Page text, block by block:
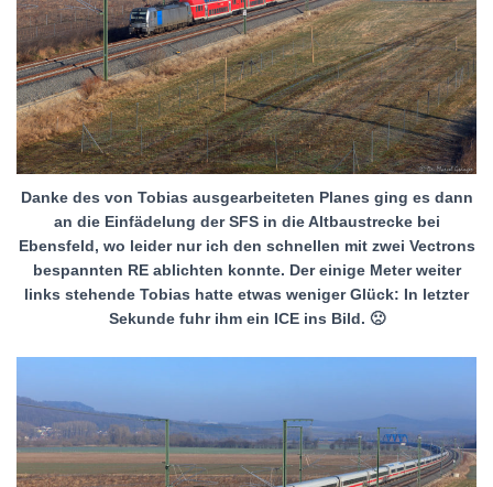
Danke des von Tobias ausgearbeiteten Planes ging es dann
an die Einfädelung der SFS in die Altbaustrecke bei
Ebensfeld, wo leider nur ich den schnellen mit zwei Vectrons
bespannten RE ablichten konnte. Der einige Meter weiter
links stehende Tobias hatte etwas weniger Glück: In letzter
Sekunde fuhr ihm ein ICE ins Bild. 🙁